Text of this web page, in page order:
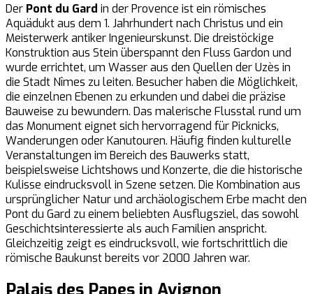
Der Pont du Gard in der Provence ist ein römisches
Aquädukt aus dem 1. Jahrhundert nach Christus und ein
Meisterwerk antiker Ingenieurskunst. Die dreistöckige
Konstruktion aus Stein überspannt den Fluss Gardon und
wurde errichtet, um Wasser aus den Quellen der Uzès in
die Stadt Nîmes zu leiten. Besucher haben die Möglichkeit,
die einzelnen Ebenen zu erkunden und dabei die präzise
Bauweise zu bewundern. Das malerische Flusstal rund um
das Monument eignet sich hervorragend für Picknicks,
Wanderungen oder Kanutouren. Häufig finden kulturelle
Veranstaltungen im Bereich des Bauwerks statt,
beispielsweise Lichtshows und Konzerte, die die historische
Kulisse eindrucksvoll in Szene setzen. Die Kombination aus
ursprünglicher Natur und archäologischem Erbe macht den
Pont du Gard zu einem beliebten Ausflugsziel, das sowohl
Geschichtsinteressierte als auch Familien anspricht.
Gleichzeitig zeigt es eindrucksvoll, wie fortschrittlich die
römische Baukunst bereits vor 2000 Jahren war.